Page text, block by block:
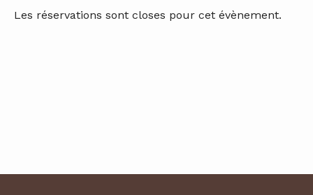
Les réservations sont closes pour cet évènement.